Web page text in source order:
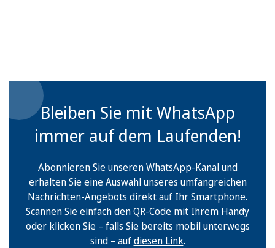
Bleiben Sie mit WhatsApp
immer auf dem Laufenden!
Abonnieren Sie unseren WhatsApp-Kanal und
erhalten Sie eine Auswahl unseres umfangreichen
Nachrichten-Angebots direkt auf Ihr Smartphone.
Scannen Sie einfach den QR-Code mit Ihrem Handy
oder klicken Sie – falls Sie bereits mobil unterwegs
sind – aufdiesen Link.